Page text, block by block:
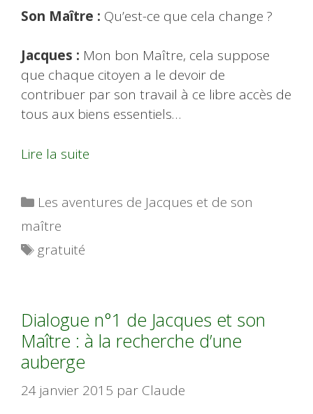
Son Maître : Qu’est-ce que cela change ?
Jacques : Mon bon Maître, cela suppose
que chaque citoyen a le devoir de
contribuer par son travail à ce libre accès de
tous aux biens essentiels…
Lire la suite
Catégories
Les aventures de Jacques et de son
maître
Étiquettes
gratuité
Dialogue n°1 de Jacques et son
Maître : à la recherche d’une
auberge
24 janvier 2015 par Claude